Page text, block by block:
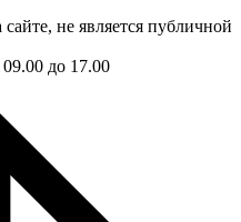
не является публичной
до 17.00